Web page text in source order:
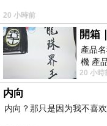
20 小時前
產品
機 產
耳機
20 小時
内向
内向？那只是因为我不喜欢